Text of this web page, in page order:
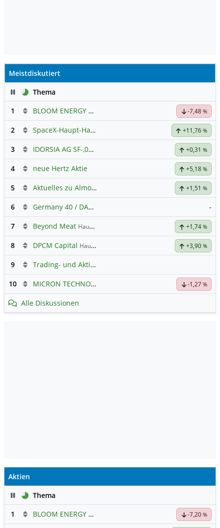
Meistdiskutiert
PauseThema
1
BLOOM ENERGY A -7,48 %
2 SpaceX-Haupt-Hauptforum +11,76 %
3 IDORSIA AG SF-,05 +0,31 %
4 neue Hertz Aktie +5,18 %
5 Aktuelles zu Almonty Industries +1,51 %
6 Germany 40 / DAX Prognose -
7 Beyond Meat Hauptdiskussion +1,74 %
8 DPCM Capital Hauptdiskussion +3,90 %
9 Trading- und Aktien-Chat
10 MICRON TECHNOLOGY -1,27 %
Alle Diskussionen
Aktien
PauseThema
1
BLOOM ENERGY A -7,20 %